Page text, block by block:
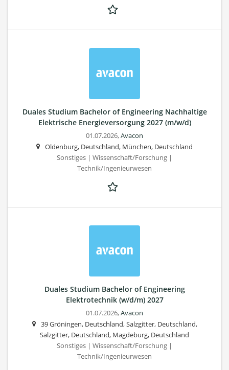
Duales Studium Bachelor of Engineering Nachhaltige
Elektrische Energieversorgung 2027 (m/w/d)
01.07.2026,Avacon
Oldenburg, Deutschland, München, Deutschland
Sonstiges | Wissenschaft/Forschung |
Technik/Ingenieurwesen
Duales Studium Bachelor of Engineering
Elektrotechnik (w/d/m) 2027
01.07.2026,Avacon
39 Gröningen, Deutschland, Salzgitter, Deutschland,
Salzgitter, Deutschland, Magdeburg, Deutschland
Sonstiges | Wissenschaft/Forschung |
Technik/Ingenieurwesen